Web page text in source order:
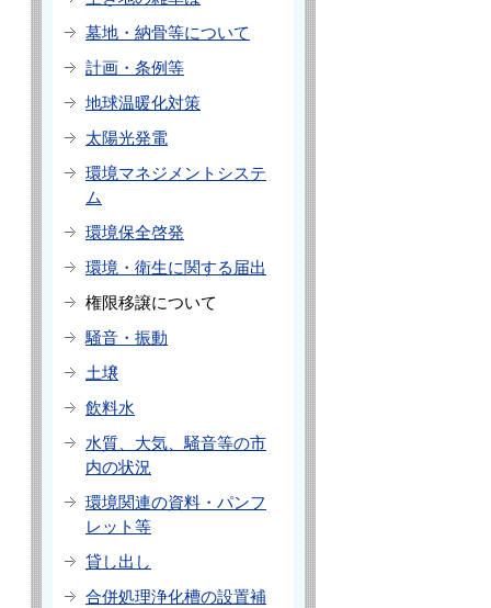
墓地・納骨等について
計画・条例等
地球温暖化対策
太陽光発電
環境マネジメントシステ
ム
環境保全啓発
環境・衛生に関する届出
権限移譲について
騒音・振動
土壌
飲料水
水質、大気、騒音等の市
内の状況
環境関連の資料・パンフ
レット等
貸し出し
合併処理浄化槽の設置補